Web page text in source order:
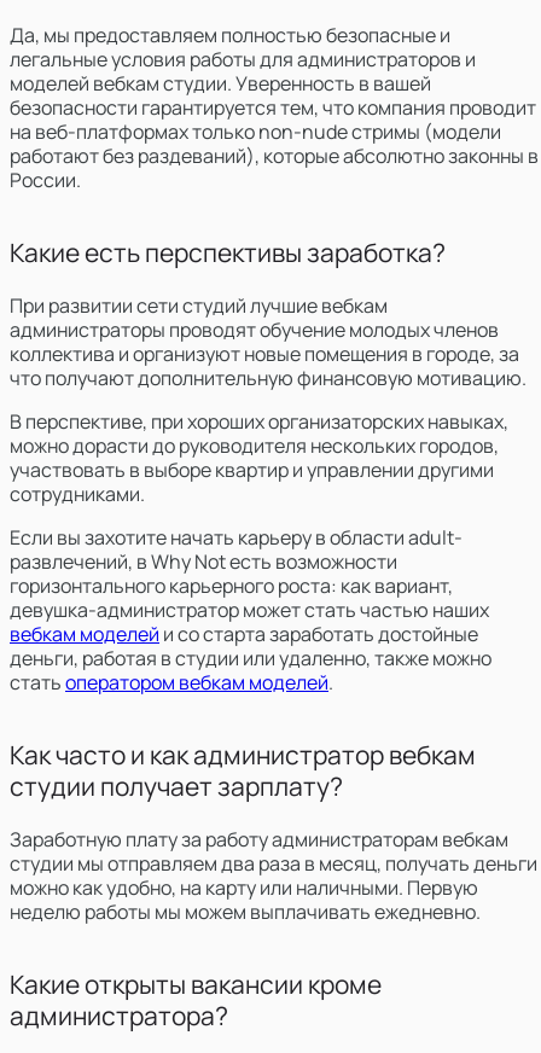
Да, мы предоставляем полностью безопасные и
легальные условия работы для администраторов и
моделей вебкам студии. Уверенность в вашей
безопасности гарантируется тем, что компания проводит
на веб-платформах только non-nude стримы (модели
работают без раздеваний), которые абсолютно законны в
России.
Какие есть перспективы заработка?
При развитии сети студий лучшие вебкам
администраторы проводят обучение молодых членов
коллектива и организуют новые помещения в городе, за
что получают дополнительную финансовую мотивацию.
В перспективе, при хороших организаторских навыках,
можно дорасти до руководителя нескольких городов,
участвовать в выборе квартир и управлении другими
сотрудниками.
Если вы захотите начать карьеру в области adult-
развлечений, в Why Not есть возможности
горизонтального карьерного роста: как вариант,
девушка-администратор может стать частью наших
вебкам моделей и со старта заработать достойные
деньги, работая в студии или удаленно, также можно
статьоператором вебкам моделей.
Как часто и как администратор вебкам
студии получает зарплату?
Заработную плату за работу администраторам вебкам
студии мы отправляем два раза в месяц, получать деньги
можно как удобно, на карту или наличными. Первую
неделю работы мы можем выплачивать ежедневно.
Какие открыты вакансии кроме
администратора?